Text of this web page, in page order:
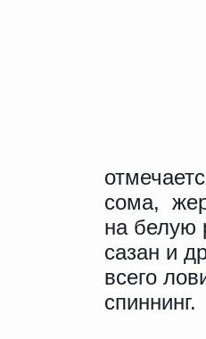
сома,
на белую
сазан и
всего
спиннинг.